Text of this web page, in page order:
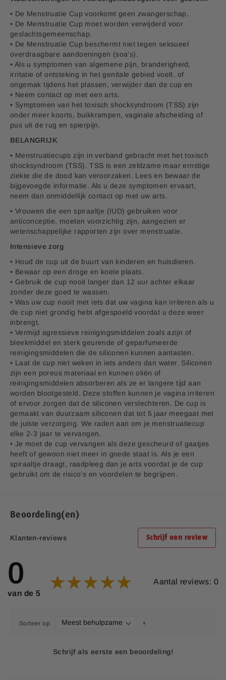
• De Menstruatie Cup voorkomt geen zwangerschap.
• De Menstruatie Cup moet worden verwijderd voor
geslachtsgemeenschap.
• De Menstruatie Cup beschermt niet tegen seksueel
overdraagbare aandoeningen (soa’s).
• Als u symptomen van algemene pijn, branderigheid,
irritatie of ontsteking in het genitale gebied voelt, of
ongemak tijdens het plassen, verwijder dan de cup en
• Neem contact op met een arts.
• Symptomen van het toxisch shocksyndroom (TSS) zijn
onder meer koorts, buikkrampen, vaginale afscheiding of
pus uit de rug en spierpijn.
BELANGRIJK
• Menstruatiecups zijn in verband gebracht met het toxisch
shocksyndroom (TSS). TSS is een zeldzame maar ernstige
ziekte die de dood kan veroorzaken. Lees en bewaar de
bijgevoegde informatie. Als u deze symptomen ervaart,
neem dan onmiddellijk contact op met uw arts.
• Vrouwen die een spiraaltje (IUD) gebruiken voor
anticonceptie, moeten voorzichtig zijn, aangezien er
wetenschappelijke rapporten zijn over menstruatie.
Intensieve zorg
• Houd de cup uit de buurt van kinderen en huisdieren.
• Bewaar op een droge en koele plaats.
• Gebruik de cup nooit langer dan 12 uur achter elkaar
zonder deze goed te wassen.
• Was uw cup nooit met iets dat uw vagina kan irriteren als u
de cup niet grondig hebt afgespoeld voordat u deze weer
inbrengt.
• Vermijd agressieve reinigingsmiddelen zoals azijn of
bleekmiddel en sterk geurende of geparfumeerde
reinigingsmiddelen die de siliconen kunnen aantasten.
• Laat de cup niet weken in iets anders dan water. Siliconen
zijn een poreus materiaal en kunnen oliën of
reinigingsmiddelen absorberen als ze er langere tijd aan
worden blootgesteld. Deze stoffen kunnen je vagina irriteren
of ervoor zorgen dat de siliconen verslechteren. De cup is
gemaakt van duurzaam siliconen dat tot 5 jaar meegaat met
de juiste verzorging. We raden aan om je menstruatiecup
elke 2-3 jaar te vervangen.
• Je moet de cup vervangen als deze gescheurd of gaatjes
heeft of gewoon niet meer in goede staat is. Als je een
spiraaltje draagt, raadpleeg dan je arts voordat je de cup
gebruikt om de risico’s en voordelen te begrijpen.
Beoordeling(en)
Klanten-reviews Schrijf een review
0
van de 5
Aantal reviews: 0
Sorteer op
Schrijf als eerste een beoordeling!